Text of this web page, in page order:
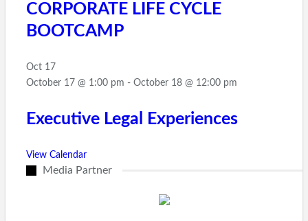
CORPORATE LIFE CYCLE
BOOTCAMP
Oct 17
October 17 @ 1:00 pm - October 18 @ 12:00 pm
Executive Legal Experiences
View Calendar
Media Partner